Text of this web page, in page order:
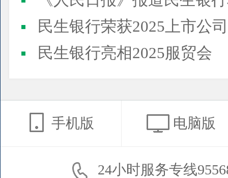
民生银行荣获2025上市公司董事会最佳实践案例、上市公
民生银行亮相2025服贸会
手机版 电脑版
24小时服务专线